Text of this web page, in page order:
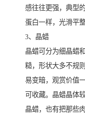
感往往更强，典型
蛋白一样，光滑平整
3、晶蜡
晶蜡可分为细晶蜡
糙，形状大多不规
易变暗，观赏价值
可收藏。晶蜡晶体
晶蜡，也有把那些